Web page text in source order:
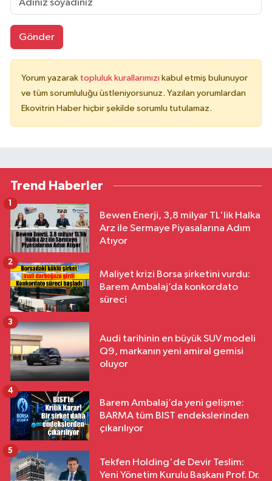
Gönder
Yorum yazarak topluluk kurallarımızı kabul etmiş bulunuyor
ve tüm sorumluluğu üstleniyorsunuz. Yazılan yorumlardan
Ekovitrin Haber hiçbir şekilde sorumlu tutulamaz.
Trend Haberler
Bewen Enerji, 3,8 milyar TL'lik Halka
Arz ile Sermaye Piyasalarına Adım
Atıyor
1
Maliyet krizi Borsa şirketini vurdu:
Barem Ambalaj’da konkordato
süreci
2
Audi tarihinin en büyük SUV modeli
Q9, markanın yeni amiral gemisi
oluyor
3
Barem Ambalaj’da yeni gelişme:
BARMA tüm BIST endekslerinden
çıkarılıyor
4
Tekfen Holding'de Devir Teslim:
Yeni Yönetim Kurulu Başkanı Prof. Dr.
5